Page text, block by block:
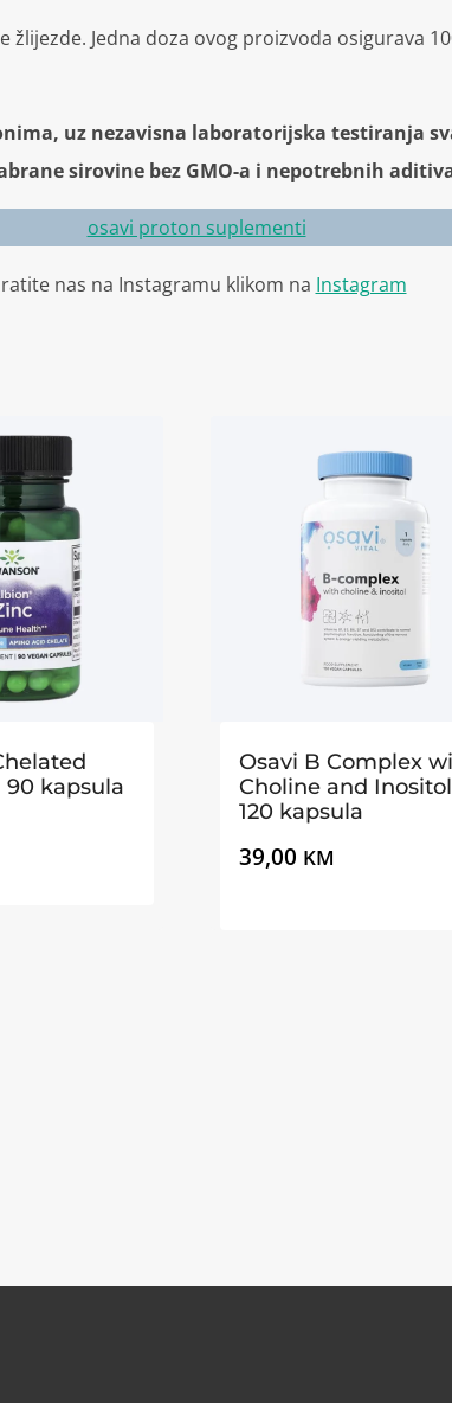
Jedna doza ovog proizvoda osigurava
uz nezavisna laboratorijska testiranja
sirovine bez GMO-a i nepotrebnih
nas na Instagramu klikom na Instagram
kapsula
Osavi B Complex
Choline and Inositol
120 kapsula
39,00 KM